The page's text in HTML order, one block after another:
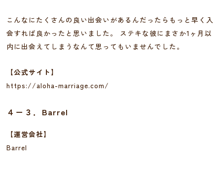
こんなにたくさんの良い出会いがあるんだったらもっと早く入
会すれば良かったと思いました。 ステキな彼にまさか1ヶ月以
内に出会えてしまうなんて思ってもいませんでした。
【公式サイト】
https://aloha-marriage.com/
４－３．Barrel
【運営会社】
Barrel